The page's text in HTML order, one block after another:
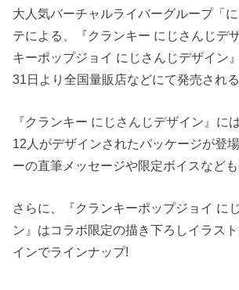
大人気バーチャルライバーグループ「
テによる、『クランキー にじさんじデ
キーポップジョイ にじさんじデザイン
31日より全国量販店などにて発売される
『クランキー にじさんじデザイン』に
12人がデザインされたパッケージが登
ーの直筆メッセージや限定ボイスなども
さらに、『クランキーポップジョイ に
ン』はコラボ限定の描き下ろしイラス
インでラインナップ!